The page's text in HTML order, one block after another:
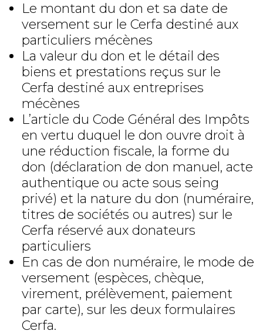
Le montant du don et sa date de
versement sur le Cerfa destiné aux
particuliers mécènes
La valeur du don et le détail des
biens et prestations reçus sur le
Cerfa destiné aux entreprises
mécènes
L’article du Code Général des Impôts
en vertu duquel le don ouvre droit à
une réduction fiscale, la forme du
don (déclaration de don manuel, acte
authentique ou acte sous seing
privé) et la nature du don (numéraire,
titres de sociétés ou autres) sur le
Cerfa réservé aux donateurs
particuliers
En cas de don numéraire, le mode de
versement (espèces, chèque,
virement, prélèvement, paiement
par carte), sur les deux formulaires
Cerfa.